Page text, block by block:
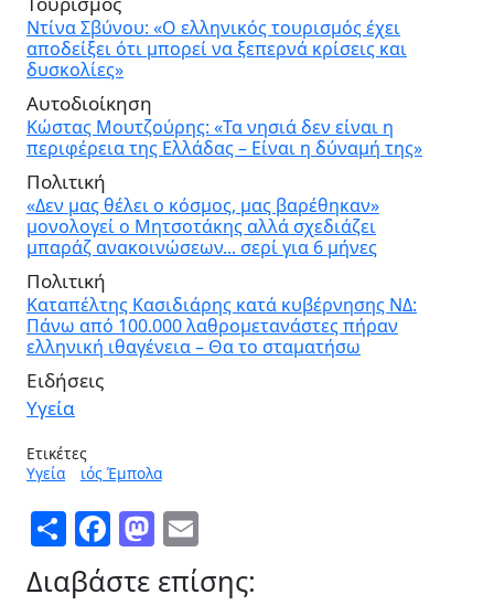
Ντίνα Σβύνου: «Ο ελληνικός τουρισμός έχει
αποδείξει ότι μπορεί να ξεπερνά κρίσεις και
δυσκολίες»
Αυτοδιοίκηση
Κώστας Μουτζούρης: «Τα νησιά δεν είναι η
περιφέρεια της Ελλάδας – Είναι η δύναμή της»
Πολιτική
«Δεν μας θέλει ο κόσμος, μας βαρέθηκαν»
μονολογεί ο Μητσοτάκης αλλά σχεδιάζει
μπαράζ ανακοινώσεων... σερί για 6 μήνες
Πολιτική
Καταπέλτης Κασιδιάρης κατά κυβέρνησης ΝΔ:
Πάνω από 100.000 λαθρομετανάστες πήραν
ελληνική ιθαγένεια – Θα το σταματήσω
Ειδήσεις
Υγεία
Ετικέτες
Υγεία
ιός Έμπολα
ShareFacebook
Mastodon
Διαβάστε επίσης: